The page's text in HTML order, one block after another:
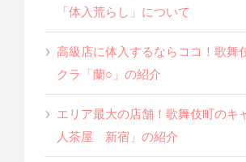
「体入荒らし」について
高級店に体入するならココ！歌舞
クラ「蘭○」の紹介
エリア最大の店舗！歌舞伎町のキ
人茶屋 新宿」の紹介